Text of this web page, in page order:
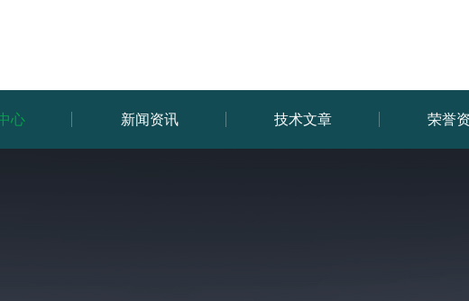
心 新闻资讯 技术文章 荣誉